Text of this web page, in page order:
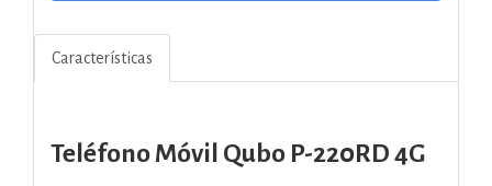
Características
Teléfono Móvil Qubo P-220RD 4G